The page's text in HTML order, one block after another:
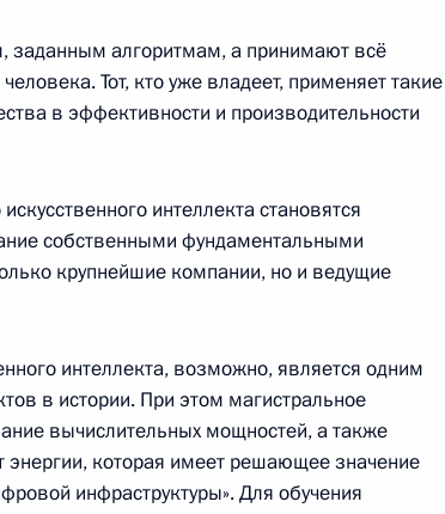
Александром
Безопасности
заданным алгоритмам, а принимают всё
Тот, кто уже владеет, применяет такие
в эффективности и производительности
интеллекта становятся
собственными фундаментальными
крупнейшие компании, но и ведущие
интеллекта, возможно, является одним
в истории. При этом магистральное
вычислительных мощностей, а также
энергии, которая имеет решающее значение
инфраструктуры». Для обучения